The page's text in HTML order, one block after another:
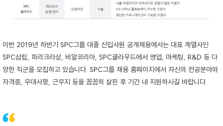
이번 2019년 하반기 SPC그룹 대졸 신입사원 공개채용에서는 대표 계열사인
SPC삼립, 파리크라상, 비알코리아, SPC클라우드에서 영업, 마케팅, R&D 등 다
양한 직군을 모집하고 있습니다. SPC그룹 채용 홈페이지에서 자신의 전공분야와
자격증, 우대사항, 근무지 등을 꼼꼼히 살핀 후 기간 내 지원하시길 바랍니다.